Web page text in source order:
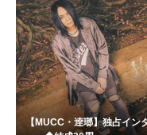
【MUCC・逹瑯】独占イン